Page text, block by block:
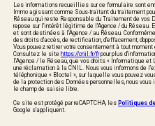
Les informations recueillies sur ce formulaire sont
Immo agissant comme Sous-traitant du traitement
Réseau qui reste Responsable du Traitement de
repose sur l'intérêt légitime de l'Agence / du Réseau.
et sont destinées à l'Agence / au Réseau.
des droits d’accès, de rectification, d’effacement,
Vous pouvez retirer votre consentement à tout
Consultez le site https://cnil.fr/frpour plus
l'Agence / le Réseau, que vos droits « Informatique
une réclamation à la CNIL. Nous vous informons de
téléphonique « Bloctel », sur laquelle vous pouvez
de la protection des Données personnelles, nous
le champ de saisie libre.
Ce site est protégé par reCAPTCHA, les Politiques
Google s'appliquent.